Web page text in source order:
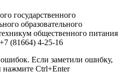
государственного
образовательного
общественного питания
+7 (81664) 4-25-16
Если заметили ошибку,
нажмите Ctrl+Enter